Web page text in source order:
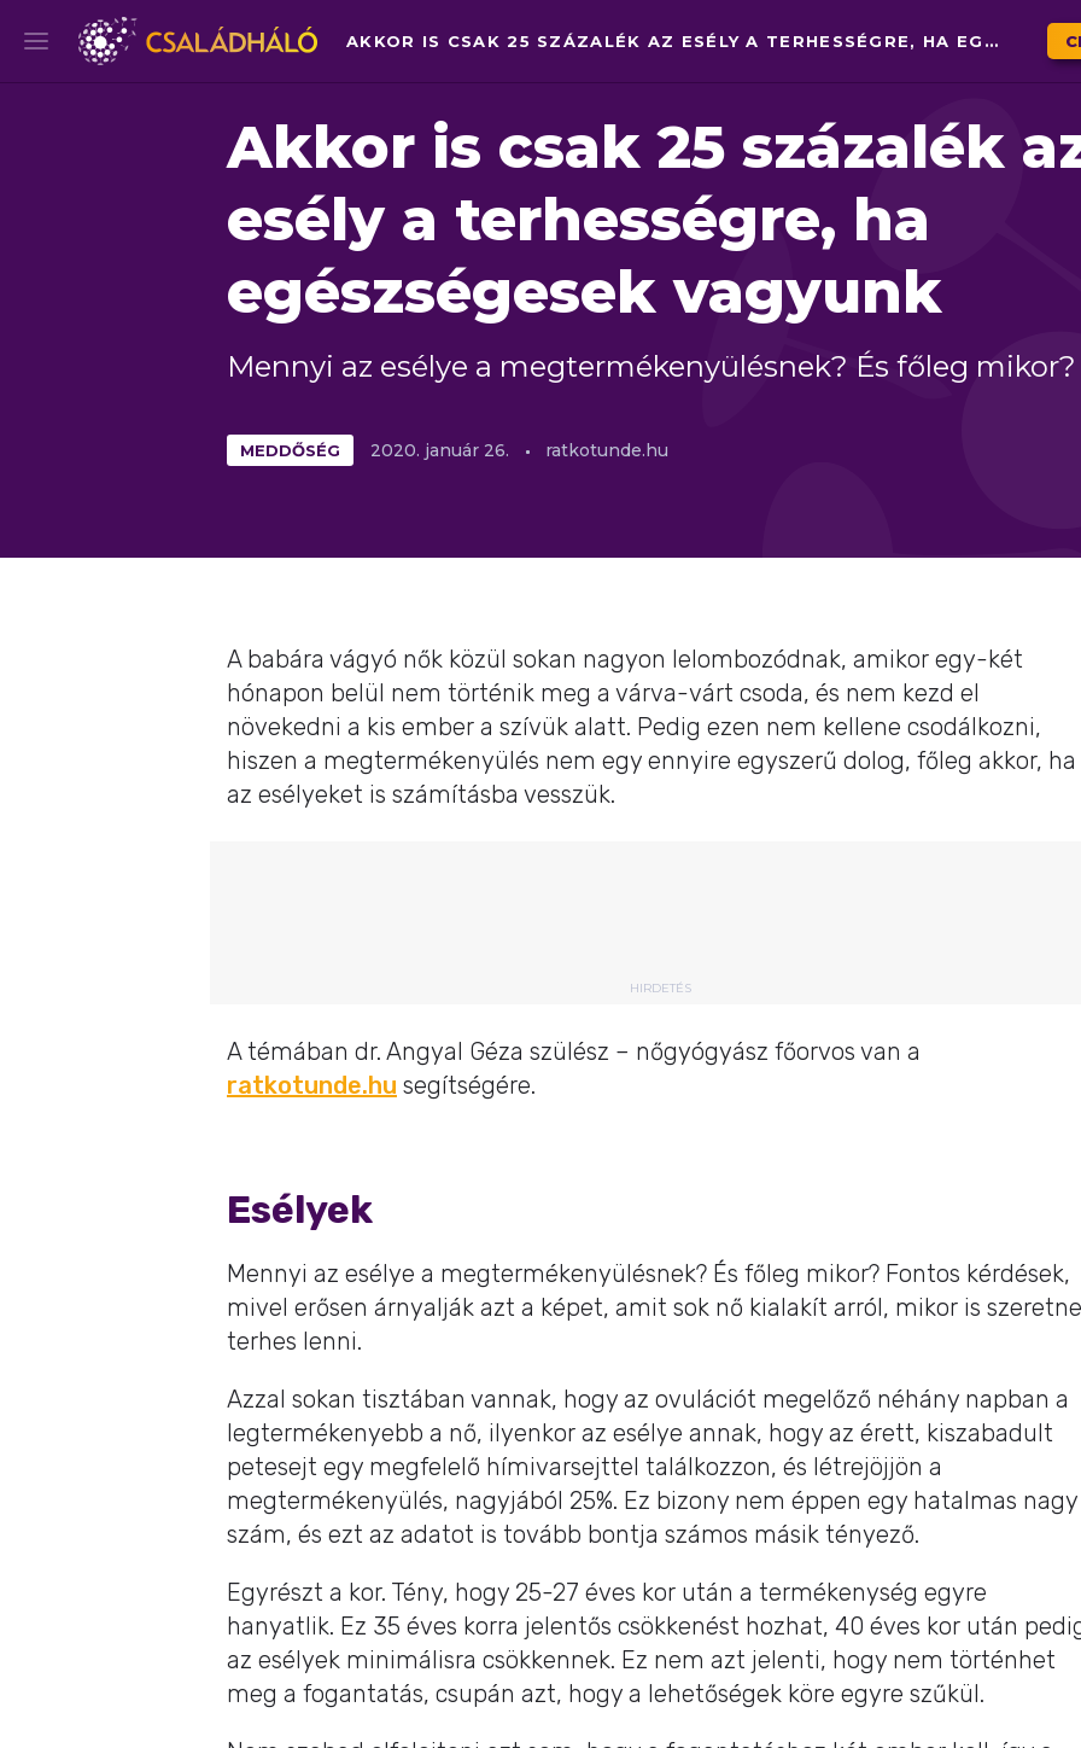
AKKOR IS CSAK 25 SZÁZALÉK AZ ESÉLY A TERHESSÉGRE, HA EGÉSZSÉGESEK VAGYUNK
Akkor is csak 25 százalék
esély a terhességre, ha
egészségesek vagyunk
Mennyi az esélye a megtermékenyülésnek? És főleg mikor?
MEDDŐSÉG 2020. január 26. ratkotunde.hu
A babára vágyó nők közül sokan nagyon lelombozódnak, amikor egy-két
hónapon belül nem történik meg a várva-várt csoda, és nem kezd el
növekedni a kis ember a szívük alatt. Pedig ezen nem kellene csodálkozni,
hiszen a megtermékenyülés nem egy ennyire egyszerű dolog, főleg akkor, ha
az esélyeket is számításba vesszük.
HIRDETÉS
A témában dr. Angyal Géza szülész – nőgyógyász főorvos van a
ratkotunde.hu segítségére.
Esélyek
Mennyi az esélye a megtermékenyülésnek? És főleg mikor? Fontos kérdések,
mivel erősen árnyalják azt a képet, amit sok nő kialakít arról, mikor is szeretne
terhes lenni.
Azzal sokan tisztában vannak, hogy az ovulációt megelőző néhány napban a
legtermékenyebb a nő, ilyenkor az esélye annak, hogy az érett, kiszabadult
petesejt egy megfelelő hímivarsejttel találkozzon, és létrejöjjön a
megtermékenyülés, nagyjából 25%. Ez bizony nem éppen egy hatalmas nagy
szám, és ezt az adatot is tovább bontja számos másik tényező.
Egyrészt a kor. Tény, hogy 25-27 éves kor után a termékenység egyre
hanyatlik. Ez 35 éves korra jelentős csökkenést hozhat, 40 éves kor után
az esélyek minimálisra csökkennek. Ez nem azt jelenti, hogy nem történhet
meg a fogantatás, csupán azt, hogy a lehetőségek köre egyre szűkül.